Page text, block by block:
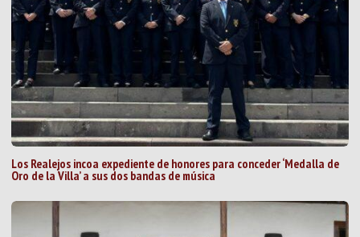
Los Realejos incoa expediente de honores para conceder ‘Medalla de
Oro de la Villa’ a sus dos bandas de música